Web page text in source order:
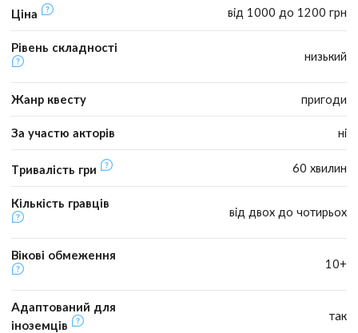
Ціна від 1000 до 1200 грн
Рівень складності
низький
Жанр квесту пригоди
За участю акторів ні
Тривалість гри 60 хвилин
Кількість гравців
від двох до чотирьох
Вікові обмеження
10+
Адаптований для
іноземців
так